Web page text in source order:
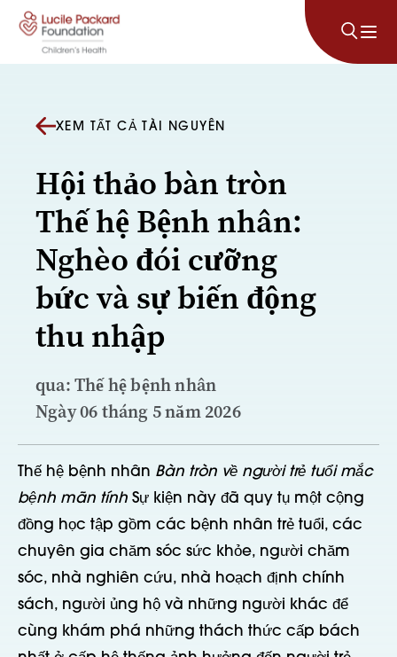
Bỏ qua nội dung
XEM TẤT CẢ TÀI NGUYÊN
Hội thảo bàn tròn
Thế hệ Bệnh nhân:
Nghèo đói cưỡng
bức và sự biến động
thu nhập
qua: Thế hệ bệnh nhân
Ngày 06 tháng 5 năm 2026
Thế hệ bệnh nhân Bàn tròn về người trẻ tuổi mắc
bệnh mãn tính Sự kiện này đã quy tụ một cộng
đồng học tập gồm các bệnh nhân trẻ tuổi, các
chuyên gia chăm sóc sức khỏe, người chăm
sóc, nhà nghiên cứu, nhà hoạch định chính
sách, người ủng hộ và những người khác để
cùng khám phá những thách thức cấp bách